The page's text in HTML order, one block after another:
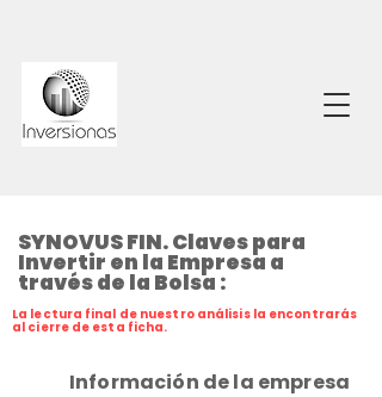
SYNOVUS FIN. Claves para
Invertir en la Empresa a
través de la Bolsa :
La lectura final de nuestro análisis la encontrarás
al cierre de esta ficha.
Información de la empresa